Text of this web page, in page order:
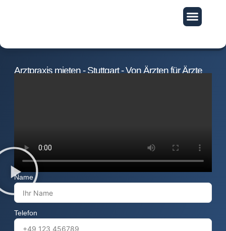
Arztpraxis mieten - Stuttgart - Von Ärzten für Ärzte
Name
Telefon